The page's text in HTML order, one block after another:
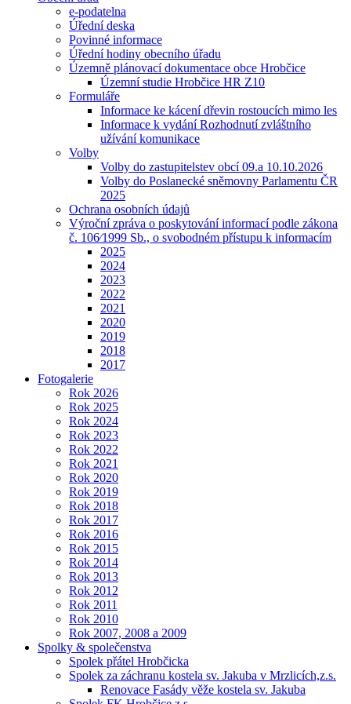
e-podatelna
Úřední deska
Povinné informace
Úřední hodiny obecního úřadu
Územně plánovací dokumentace obce Hrobčice
Územní studie Hrobčice HR Z10
Formuláře
Informace ke kácení dřevin rostoucích mimo les
Informace k vydání Rozhodnutí zvláštního
užívání komunikace
Volby
Volby do zastupitelstev obcí 09.a 10.10.2026
Volby do Poslanecké sněmovny Parlamentu ČR
2025
Ochrana osobních údajů
Výroční zpráva o poskytování informací podle zákona
č. 106⁄1999 Sb., o svobodném přístupu k informacím
2025
2024
2023
2022
2021
2020
2019
2018
2017
Fotogalerie
Rok 2026
Rok 2025
Rok 2024
Rok 2023
Rok 2022
Rok 2021
Rok 2020
Rok 2019
Rok 2018
Rok 2017
Rok 2016
Rok 2015
Rok 2014
Rok 2013
Rok 2012
Rok 2011
Rok 2010
Rok 2007, 2008 a 2009
Spolky & společenstva
Spolek přátel Hrobčicka
Spolek za záchranu kostela sv. Jakuba v Mrzlicích,z.s.
Renovace Fasády věže kostela sv. Jakuba